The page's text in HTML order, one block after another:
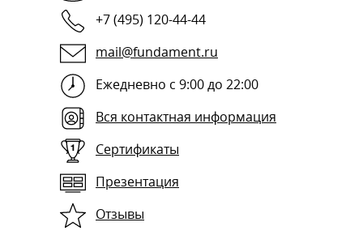
+7 (495) 120-44-44
mail@fundament.ru
Ежедневно с 9:00 до 22:00
Вся контактная информация
Сертификаты
Презентация
Отзывы